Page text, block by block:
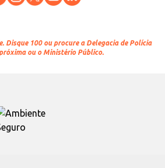
Disque 100 ou procure a Delegacia de Polícia
ou o Ministério Público.